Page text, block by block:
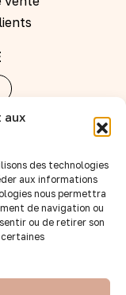
aux
des technologies
aux informations
nous permettra
de navigation ou
ou de retirer son